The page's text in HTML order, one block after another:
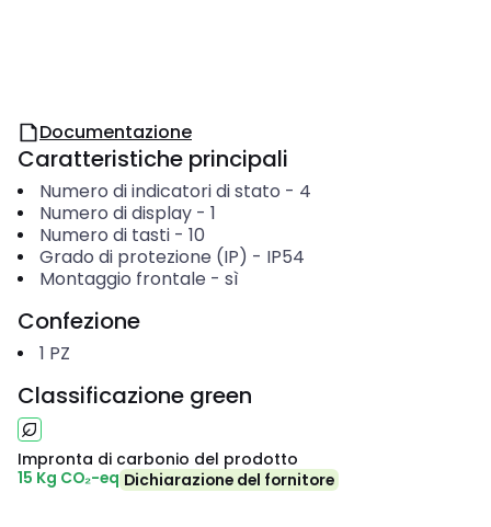
Documentazione
Caratteristiche principali
Numero di indicatori di stato - 4
Numero di display- 1
Numero di tasti- 10
Grado di protezione (IP) - IP54
Montaggio frontale - sì
Confezione
1 PZ
Classificazione green
Impronta di carbonio del prodotto
15 Kg CO₂-eq Dichiarazione del fornitore